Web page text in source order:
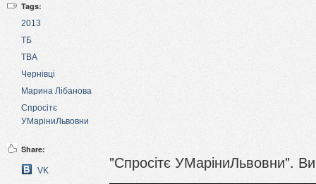
Tags:
2013
ТБ
ТВА
Чернівці
Марина Лібанова
Спросітє
УМаріниЛьвовни
Share:
VK "Спросітє УМаріниЛьвовни".